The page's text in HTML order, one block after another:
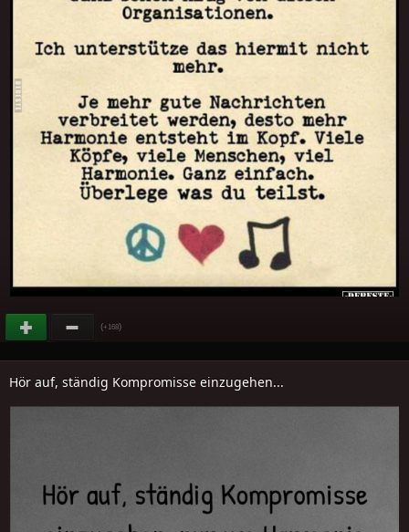
(+168)
Hör auf, ständig Kompromisse einzugehen...